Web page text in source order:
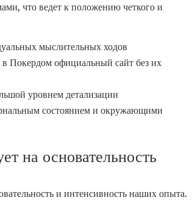
что ведет к положению четкого и
мыслительных ходов
в Покердом официальный сайт без их
уровнем детализации
состоянием и окружающими
на основательность
и интенсивность наших опыта.